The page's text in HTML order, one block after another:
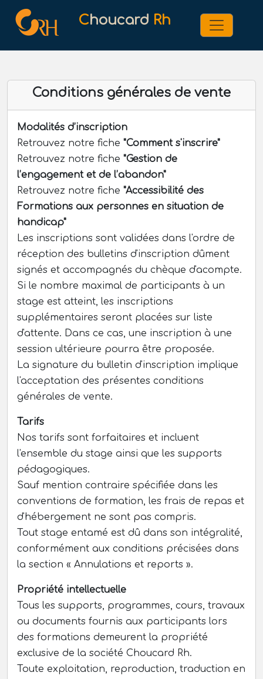
Choucard Rh
Conditions générales de vente
Modalités d’inscription
Retrouvez notre fiche "Comment s'inscrire"
Retrouvez notre fiche "Gestion de
l’engagement et de l’abandon"
Retrouvez notre fiche "Accessibilité des
Formations aux personnes en situation de
handicap"
Les inscriptions sont validées dans l'ordre de
réception des bulletins d'inscription dûment
signés et accompagnés du chèque d'acompte.
Si le nombre maximal de participants à un
stage est atteint, les inscriptions
supplémentaires seront placées sur liste
d'attente. Dans ce cas, une inscription à une
session ultérieure pourra être proposée.
La signature du bulletin d'inscription implique
l'acceptation des présentes conditions
générales de vente.
Tarifs
Nos tarifs sont forfaitaires et incluent
l'ensemble du stage ainsi que les supports
pédagogiques.
Sauf mention contraire spécifiée dans les
conventions de formation, les frais de repas et
d'hébergement ne sont pas compris.
Tout stage entamé est dû dans son intégralité,
conformément aux conditions précisées dans
la section « Annulations et reports ».
Propriété intellectuelle
Tous les supports, programmes, cours, travaux
ou documents fournis aux participants lors
des formations demeurent la propriété
exclusive de la société Choucard Rh.
Toute exploitation, reproduction, traduction en